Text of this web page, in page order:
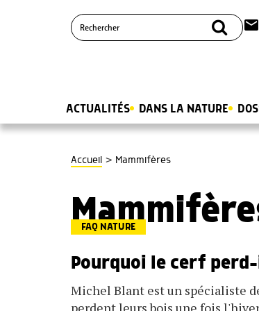
email
ACTUALITÉS DANS LA NATURE
Accueil > Mammifères
FAQ NATURE
Pourquoi le cerf
Michel Blant est un spécialiste
perdent leurs bois une fois